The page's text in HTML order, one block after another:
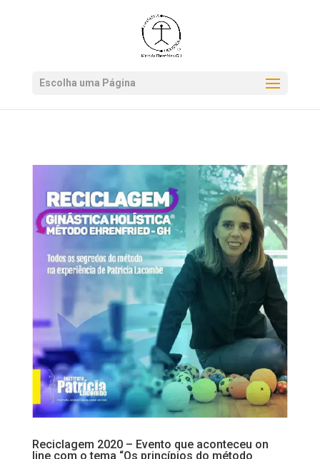
Escolha uma Página
Reciclagem 2020 – Evento que aconteceu on
line com o tema “Os princípios do método